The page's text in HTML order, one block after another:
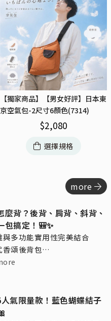
【獨家商品】【男女好評】日本東
京空氣包-2尺寸6顏色(7314)
$2,080
選擇規格
more
麼背？後背、肩背、斜背、
包搞定！🎒✨
與多功能實用性完美結合
香頌後背包
搭配更加自由！
氣限量款！藍色蝴蝶結子